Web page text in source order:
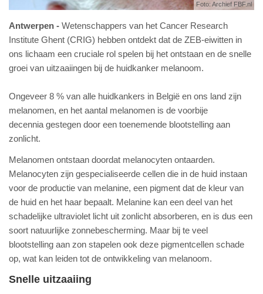
Foto: Archief FBF.nl
Antwerpen
Wetenschappers van het Cancer Research
Institute Ghent (CRIG) hebben ontdekt dat de ZEB-eiwitten in
ons lichaam een cruciale rol spelen bij het ontstaan en de snelle
groei van uitzaaiingen bij de huidkanker melanoom.
Ongeveer 8 % van alle huidkankers in België en ons land zijn
melanomen, en het aantal melanomen is de voorbije
decennia gestegen door een toenemende blootstelling aan
zonlicht.
Melanomen ontstaan doordat melanocyten ontaarden.
Melanocyten zijn gespecialiseerde cellen die in de huid instaan
voor de productie van melanine, een pigment dat de kleur van
de huid en het haar bepaalt. Melanine kan een deel van het
schadelijke ultraviolet licht uit zonlicht absorberen, en is dus een
soort natuurlijke zonnebescherming. Maar bij te veel
blootstelling aan zon stapelen ook deze pigmentcellen schade
op, wat kan leiden tot de ontwikkeling van melanoom.
Snelle uitzaaiing